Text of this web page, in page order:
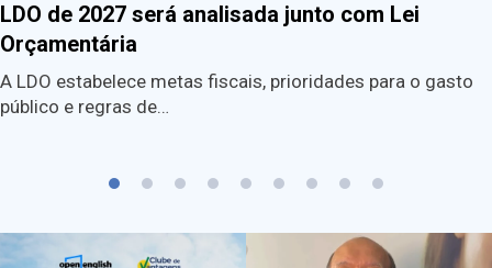
LDO de 2027 será analisada junto com Lei
Orçamentária
A LDO estabelece metas fiscais, prioridades para o gasto
público e regras de…